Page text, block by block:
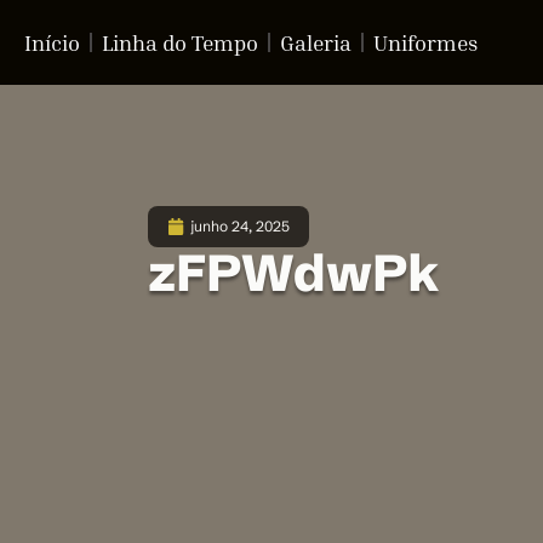
Início Linha do Tempo Galeria Uniformes
junho 24, 2025
zFPWdwPk